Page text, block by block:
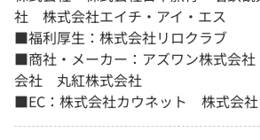
社 株式会社エイチ・アイ・エス
■福利厚生：株式会社リロクラブ
■商社・メーカー：アズワン株式会
会社 丸紅株式会社
■EC：株式会社カウネット 株式会社